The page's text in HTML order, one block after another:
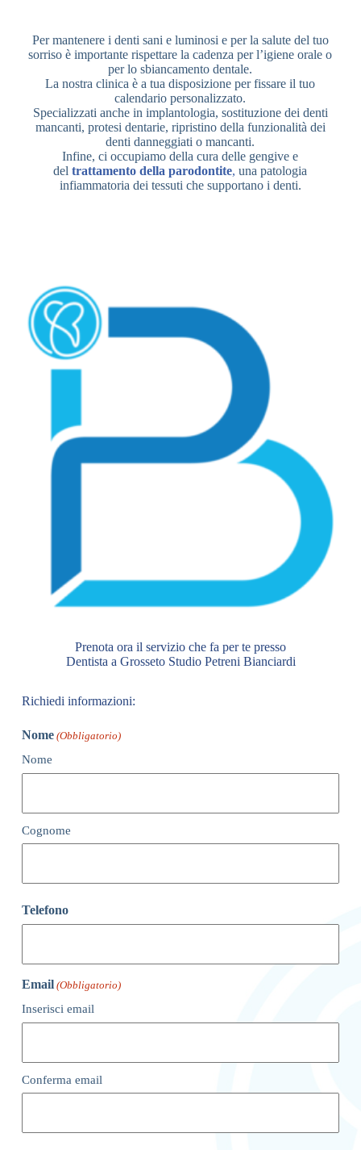
Per mantenere i denti sani e luminosi e per la salute del tuo
sorriso è importante rispettare la cadenza per l’igiene orale o
per lo sbiancamento dentale.
La nostra clinica è a tua disposizione per fissare il tuo
calendario personalizzato.
Specializzati anche in implantologia, sostituzione dei denti
mancanti, protesi dentarie, ripristino della funzionalità dei
denti danneggiati o mancanti.
Infine, ci occupiamo della cura delle gengive e
deltrattamento della parodontite, una patologia
infiammatoria dei tessuti che supportano i denti.
Prenota ora il servizio che fa per te presso
Dentista a Grosseto Studio Petreni Bianciardi
Richiedi informazioni:
Nome (Obbligatorio)
Nome
Cognome
Telefono
Email (Obbligatorio)
Inserisci email
Conferma email